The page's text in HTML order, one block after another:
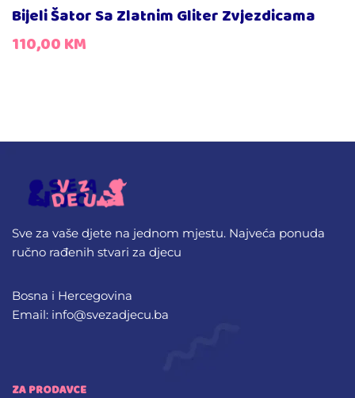
Bijeli Šator Sa Zlatnim Gliter Zvjezdicama
110,00KM
Sve za vaše djete na jednom mjestu. Najveća ponuda
ručno rađenih stvari za djecu
Bosna i Hercegovina
Email: info@svezadjecu.ba
ZA PRODAVCE